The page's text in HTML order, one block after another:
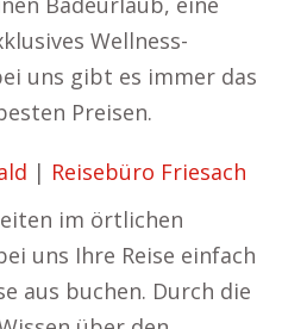
Wellness-
uns gibt es immer das
Preisen.
| Reisebüro Friesach
im örtlichen
uns Ihre Reise einfach
aus buchen. Durch die